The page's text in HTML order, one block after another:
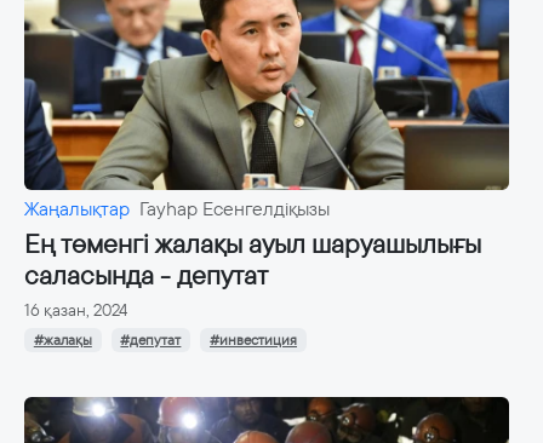
Жаңалықтар Гауһар Есенгелдіқызы
Ең төменгі жалақы ауыл шаруашылығы
саласында - депутат
16 қазан, 2024
#жалақы #депутат #инвестиция